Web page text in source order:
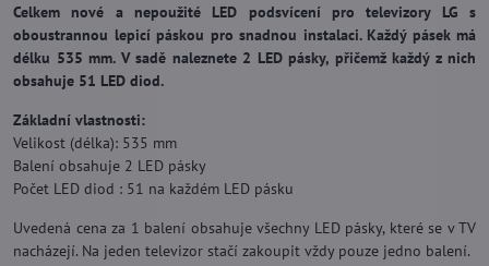
Celkem nové a nepoužité LED podsvícení pro televizory LG s
oboustrannou lepicí páskou pro snadnou instalaci. Každý pásek má
délku 535 mm. V sadě naleznete 2 LED pásky, přičemž každý z nich
obsahuje 51 LED diod.
Základní vlastnosti:
Velikost (délka): 535 mm
Balení obsahuje 2 LED pásky
Počet LED diod : 51 na každém LED pásku
Uvedená cena za 1 balení obsahuje všechny LED pásky, které se v TV
nacházejí. Na jeden televizor stačí zakoupit vždy pouze jedno balení.